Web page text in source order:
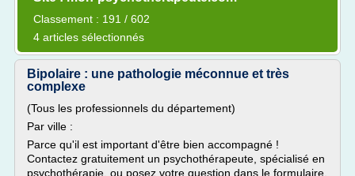
Classement : 191 / 602
4 articles sélectionnés
Bipolaire : une pathologie méconnue et très
complexe
(Tous les professionnels du département)
Par ville :
Parce qu'il est important d'être bien accompagné !
Contactez gratuitement un psychothérapeute, spécialisé en
psychothérapie, ou posez votre question dans le formulaire.